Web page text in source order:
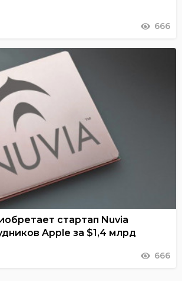
666
стартап Nuvia
Apple за $1,4 млрд
666